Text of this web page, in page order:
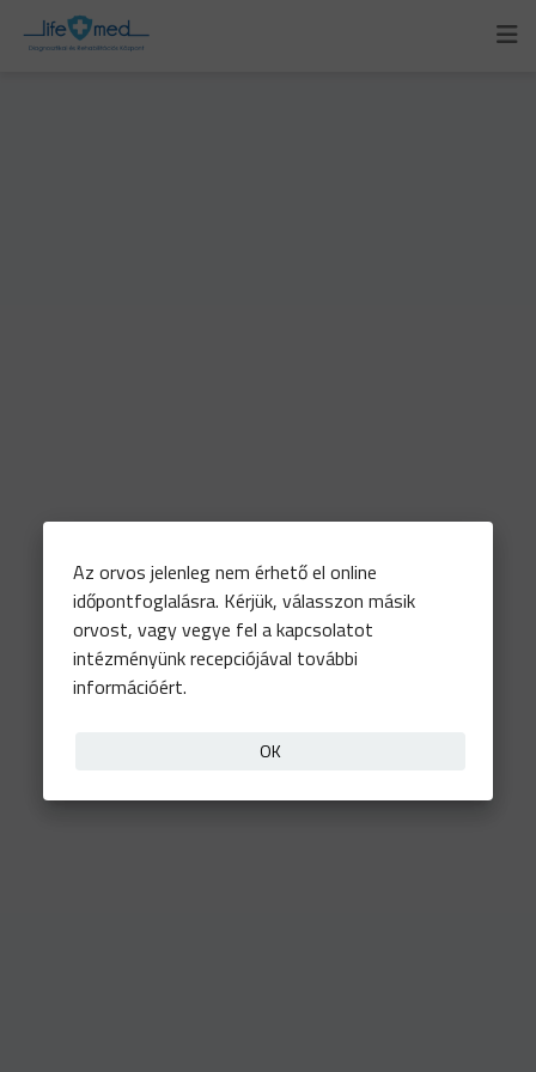
Az orvos jelenleg nem érhető el online
időpontfoglalásra. Kérjük, válasszon másik
orvost, vagy vegye fel a kapcsolatot
intézményünk recepciójával további
információért.
OK